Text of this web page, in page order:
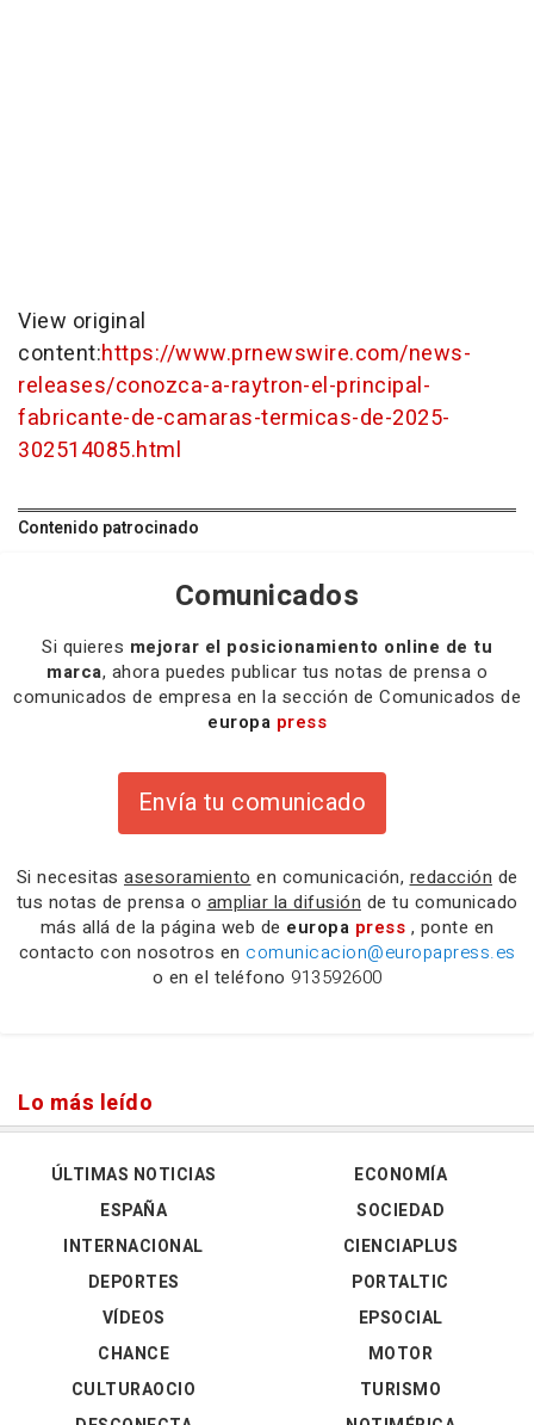
View original
content:https://www.prnewswire.com/news-
releases/conozca-a-raytron-el-principal-
fabricante-de-camaras-termicas-de-2025-
302514085.html
Contenido patrocinado
Comunicados
Si quieres mejorar el posicionamiento online de tu
marca, ahora puedes publicar tus notas de prensa o
comunicados de empresa en la sección de Comunicados de
europa press
Envía tu comunicado
Si necesitas asesoramiento en comunicación, redacción de
tus notas de prensa o ampliar la difusión de tu comunicado
más allá de la página web de europa press , ponte en
contacto con nosotros en comunicacion@europapress.es
o en el teléfono 913592600
Lo más leído
ÚLTIMAS NOTICIAS
ESPAÑA
INTERNACIONAL
DEPORTES
VÍDEOS
ECONOMÍA
SOCIEDAD
CIENCIAPLUS
PORTALTIC
EPSOCIAL
CHANCE
CULTURAOCIO
MOTOR
TURISMO